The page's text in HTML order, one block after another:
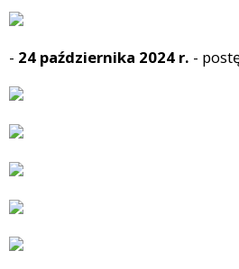
- 24 października 2024 r. -